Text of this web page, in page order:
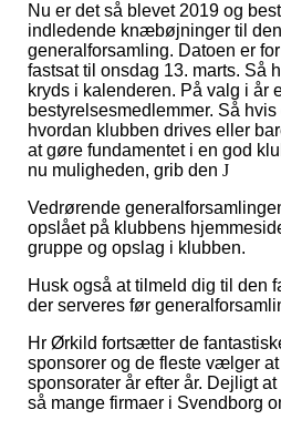
Nu er det så blevet 2019 og
indledende knæbøjninger til
generalforsamling. Datoen er
fastsat til onsdag 13. marts. Så
kryds i kalenderen. På valg i år
bestyrelsesmedlemmer. Så
hvordan klubben drives eller
at gøre fundamentet i en god
nu muligheden, grib den J
Vedrørende
opslået på klubbens
gruppe og opslag i klubben.
Husk også at tilmeld dig til den
der serveres før
Hr Ørkild fortsætter de
sponsorer og de fleste vælger
sponsorater år efter år. Dejligt
så mange firmaer i Svendborg